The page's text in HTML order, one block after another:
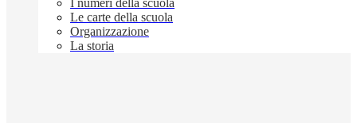
I numeri della scuola
Le carte della scuola
Organizzazione
La storia